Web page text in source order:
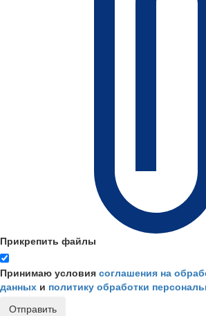
Прикрепить файлы
Принимаю условия соглашения на
данных и политику обработки
Отправить